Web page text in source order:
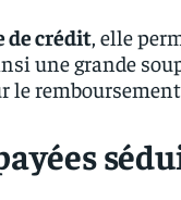
de crédit, elle
une grande
le